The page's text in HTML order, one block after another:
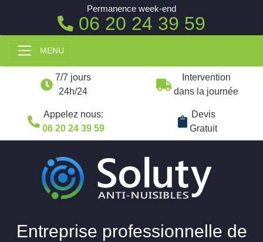
MENU
7/7 jours
24h/24
Intervention
dans la journée
Appelez nous:
06 20 24 39 59
Devis
Gratuit
Entreprise professionnelle de
Permanence week-end
06 20 24 39 59